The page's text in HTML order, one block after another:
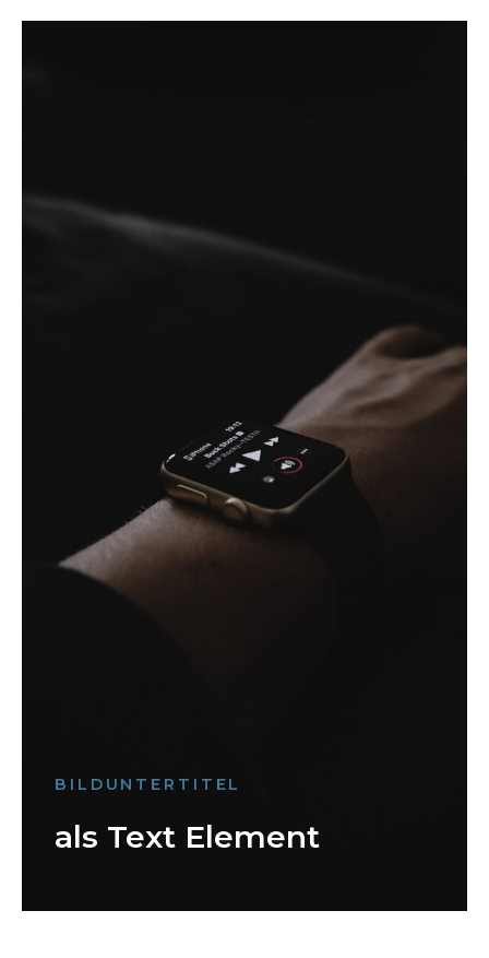
BILDUNTERTITEL
als Text Element